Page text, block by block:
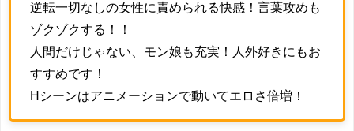
逆転一切なしの女性に責められる快感！言葉攻めも
ゾクゾクする！！
人間だけじゃない、モン娘も充実！人外好きにもお
すすめです！
Hシーンはアニメーションで動いてエロさ倍増！